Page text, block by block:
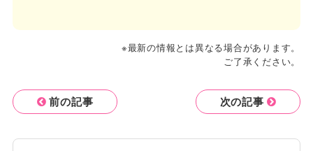
※最新の情報とは異なる場合があります。
ご了承ください。
前の記事 次の記事